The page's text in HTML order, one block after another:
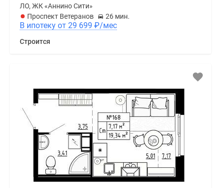
ЛО, ЖК «Аннино Сити»
Проспект Ветеранов
26 мин.
В ипотеку от 29 699 ₽/мес
Строится